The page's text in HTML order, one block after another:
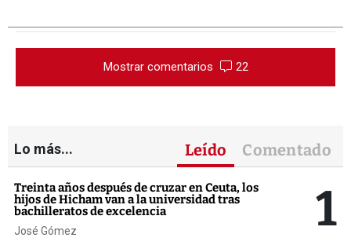
Mostrar comentarios 22
Lo más... Leído Comentado
Treinta años después de cruzar en Ceuta, los
hijos de Hicham van a la universidad tras
bachilleratos de excelencia
José Gómez 1